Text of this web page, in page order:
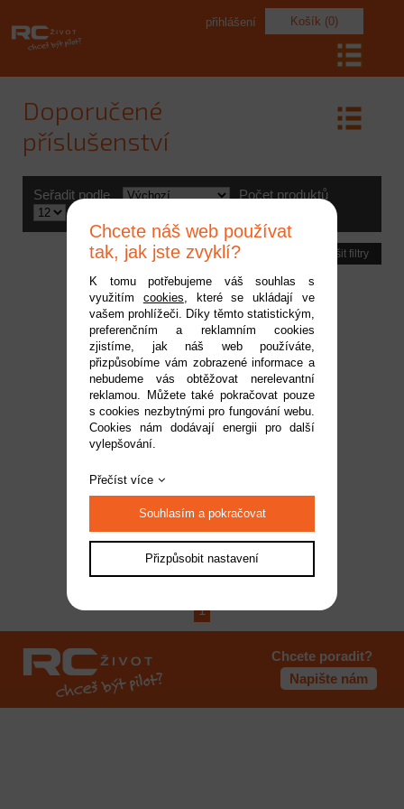
Košík (0)
přihlášení
Doporučené
příslušenství
Seřadit podle
Počet produktů
Zrušit filtry
H-Speed stojánek na
Kód:
669 Kč
1
Chcete poradit?
Napište nám
Chcete náš web používat
tak, jak jste zvyklí?
K tomu potřebujeme váš souhlas s
využitím cookies, které se ukládají ve
vašem prohlížeči. Díky těmto statistickým,
preferenčním a reklamním cookies
zjistíme, jak náš web používáte,
přizpůsobíme vám zobrazené informace a
nebudeme vás obtěžovat nerelevantní
reklamou. Můžete také pokračovat pouze
s cookies nezbytnými pro fungování webu.
Cookies nám dodávají energii pro další
vylepšování.
Přečíst více
Souhlasím a pokračovat
Přizpůsobit nastavení